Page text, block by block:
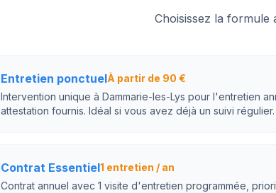
Choisissez la formule
Entretien ponctuelÀ partir de 90 €
Intervention unique à Dammarie-les-Lys pour l'entretien
attestation fournis. Idéal si vous avez déjà un suivi régulier.
Contrat Essentiel1 entretien / an
Contrat annuel avec 1 visite d'entretien programmée,